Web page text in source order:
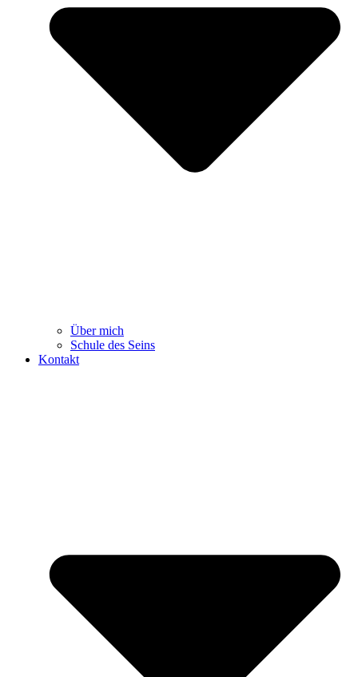
Über mich
Schule des Seins
Kontakt